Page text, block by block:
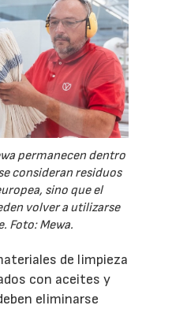
permanecen dentro
consideran residuos
sino que el
volver a utilizarse
Foto: Mewa.
de limpieza
con aceites y
eliminarse